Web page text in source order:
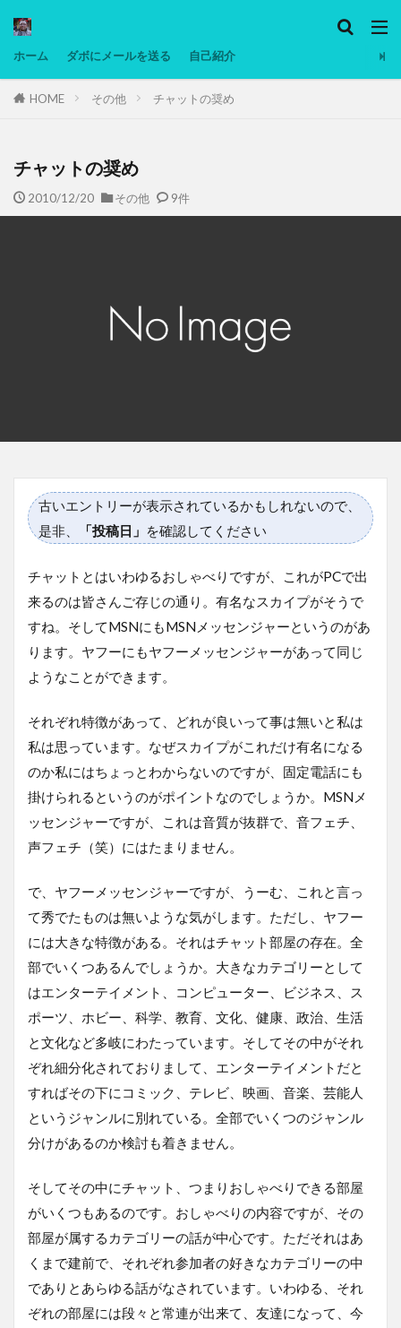
ホーム ダボにメールを送る 自己紹介
HOME その他 チャットの奨め
チャットの奨め
2010/12/20 その他 9件
古いエントリーが表示されているかもしれないので、
是非、
「投稿日」 を確認してください
チャットとはいわゆるおしゃべりですが、これがPCで出
来るのは皆さんご存じの通り。有名なスカイプがそうで
すね。そしてMSNにもMSNメッセンジャーというのがあ
ります。ヤフーにもヤフーメッセンジャーがあって同じ
ようなことができます。
それぞれ特徴があって、どれが良いって事は無いと私は
私は思っています。なぜスカイプがこれだけ有名になる
のか私にはちょっとわからないのですが、固定電話にも
掛けられるというのがポイントなのでしょうか。MSNメ
ッセンジャーですが、これは音質が抜群で、音フェチ、
声フェチ（笑）にはたまりません。
で、ヤフーメッセンジャーですが、うーむ、これと言っ
て秀でたものは無いような気がします。ただし、ヤフー
には大きな特徴がある。それはチャット部屋の存在。全
部でいくつあるんでしょうか。大きなカテゴリーとして
はエンターテイメント、コンピューター、ビジネス、ス
ポーツ、ホビー、科学、教育、文化、健康、政治、生活
と文化など多岐にわたっています。そしてその中がそれ
ぞれ細分化されておりまして、エンターテイメントだと
すればその下にコミック、テレビ、映画、音楽、芸能人
というジャンルに別れている。全部でいくつのジャンル
分けがあるのか検討も着きません。
そしてその中にチャット、つまりおしゃべりできる部屋
がいくつもあるのです。おしゃべりの内容ですが、その
部屋が属するカテゴリーの話が中心です。ただそれはあ
くまで建前で、それぞれ参加者の好きなカテゴリーの中
でありとあらゆる話がなされています。いわゆる、それ
ぞれの部屋には段々と常連が出来て、友達になって、今
タグ
マレーシア動画
備忘録
動画 日本人村社会 脱水シート